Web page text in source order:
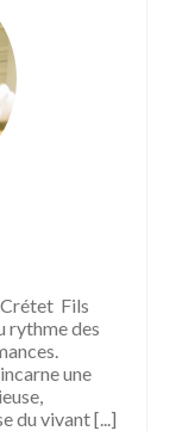
Fils
rythme des
une
du vivant [...]